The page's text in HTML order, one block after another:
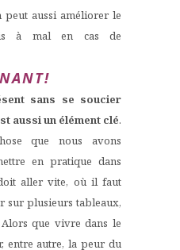
peut aussi améliorer le
à mal en cas de
sans se soucier
aussi un élément clé.
que nous avons
en pratique dans
aller vite, où il faut
sur plusieurs tableaux,
que vivre dans le
entre autre, la peur du